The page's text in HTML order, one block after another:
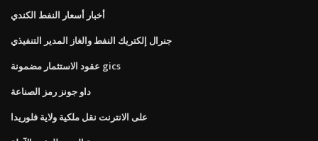
أخبار أسعار النفط الكندي
جنرال إلكتريك النفط والغاز المدير التنفيذي
عقود الاستثمار مضمونة gics
داو جونز رمز الصناعة
على الانترنت نقل ملكية ولاية فلوريدا